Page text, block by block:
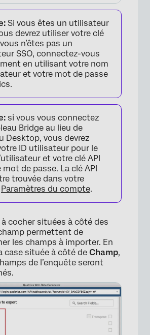
×
Si vous êtes un utilisateur
devrez utiliser votre clé
n’êtes pas un
SSO, connectez-vous
en utilisant votre nom
et votre mot de passe
si vous vous connectez
Bridge au lieu de
Desktop, vous devrez
ID utilisateur pour le
et votre clé API
mot de passe. La clé API
trouvée dans votre
Paramètres du compte.
à cocher situées à côté des
permettent de
les champs à importer. En
case située à côté de Champ,
de l’enquête seront